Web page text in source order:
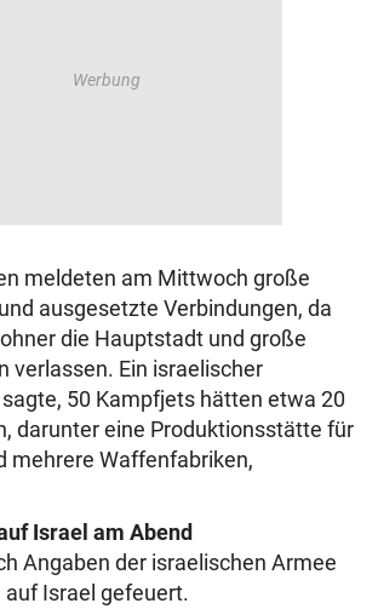
meldeten am Mittwoch große
ausgesetzte Verbindungen, da
die Hauptstadt und große
verlassen. Ein israelischer
50 Kampfjets hätten etwa 20
darunter eine Produktionsstätte für
mehrere Waffenfabriken,
Israel am Abend
Angaben der israelischen Armee
Israel gefeuert.